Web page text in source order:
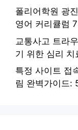
폴리어학원 광
영어 커리큘럼
교통사고 트라
기 위한 심리
특정 사이트 접
림 완벽가이드: